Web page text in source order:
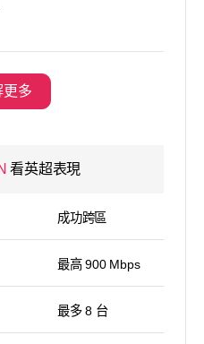
更多
看英超表現
成功跨區
最高 900 Mbps
最多 8 台